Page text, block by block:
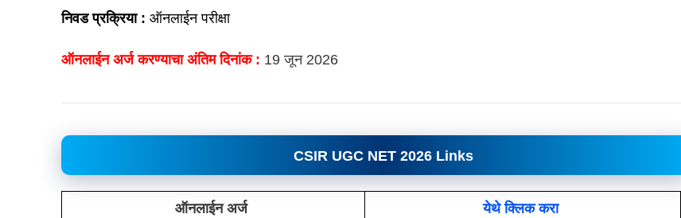
निवड प्रक्रिया : ऑनलाईन परीक्षा
ऑनलाईन अर्ज करण्याचा अंतिम दिनांक : 19 जून 2026
CSIR UGC NET 2026 Links
ऑनलाईन अर्ज येथे क्लिक करा